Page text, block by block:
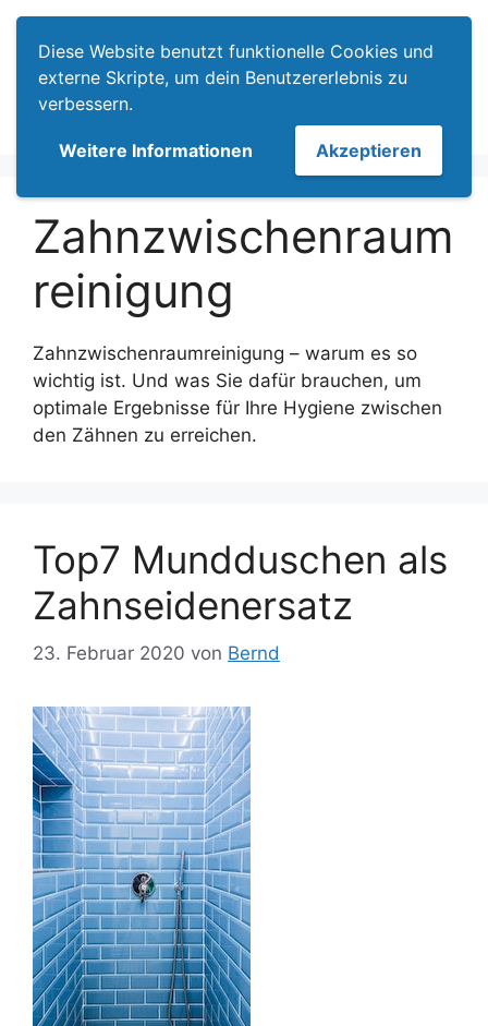
Diese Website benutzt funktionelle Cookies und
externe Skripte, um dein Benutzererlebnis zu
verbessern.
Weitere Informationen Akzeptieren
Zum
Inhalt
springen
Zahnzwischenraum
reinigung
Zahnzwischenraumreinigung – warum es so
wichtig ist. Und was Sie dafür brauchen, um
optimale Ergebnisse für Ihre Hygiene zwischen
den Zähnen zu erreichen.
Top7 Mundduschen als
Zahnseidenersatz
23. Februar 2020 von Bernd